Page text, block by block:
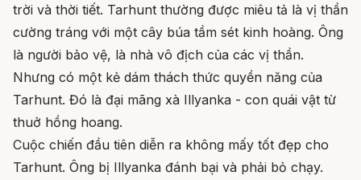
trời và thời tiết. Tarhunt thường được miêu tả là vị thần
cường tráng với một cây búa tầm sét kinh hoàng. Ông
là người bảo vệ, là nhà vô địch của các vị thần.
Nhưng có một kẻ dám thách thức quyền năng của
Tarhunt. Đó là đại mãng xà Illyanka - con quái vật từ
thuở hồng hoang.
Cuộc chiến đầu tiên diễn ra không mấy tốt đẹp cho
Tarhunt. Ông bị Illyanka đánh bại và phải bỏ chạy.